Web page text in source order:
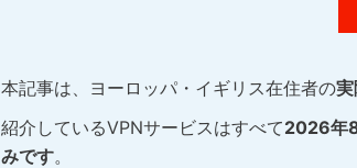
本記事は、ヨーロッパ・イギリス在住者の実
紹介しているVPNサービスはすべて2026年
みです。